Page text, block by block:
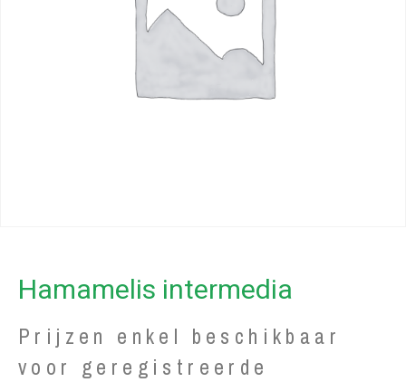
Hamamelis intermedia
Prijzen enkel beschikbaar
voor geregistreerde